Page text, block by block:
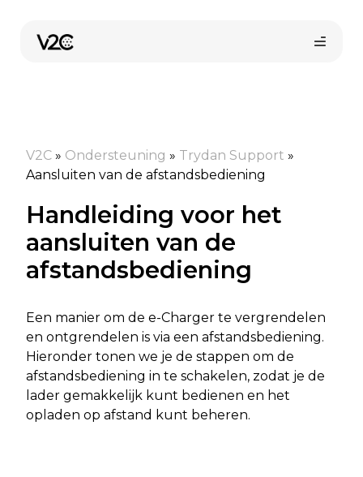
V2C » Ondersteuning » Trydan Support »
Aansluiten van de afstandsbediening
Handleiding voor het
aansluiten van de
afstandsbediening
Een manier om de e-Charger te vergrendelen
en ontgrendelen is via een afstandsbediening.
Hieronder tonen we je de stappen om de
afstandsbediening in te schakelen, zodat je de
lader gemakkelijk kunt bedienen en het
opladen op afstand kunt beheren.